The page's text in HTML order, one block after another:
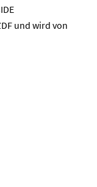
und wird von